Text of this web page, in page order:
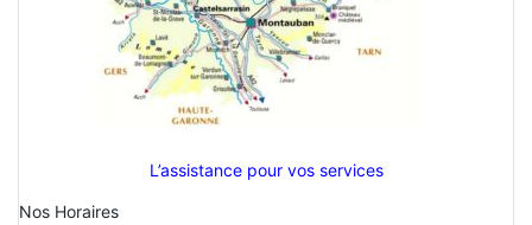
L’assistance pour vos services
Nos Horaires